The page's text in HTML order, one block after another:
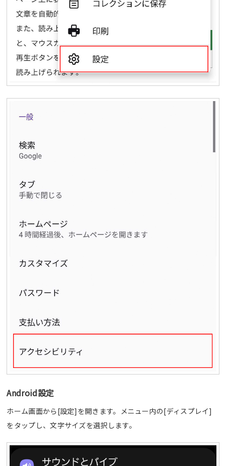
Android設定
ホーム画面から[設定]を開きます。メニュー内の[ディスプレイ]
をタップし、文字サイズを選択します。